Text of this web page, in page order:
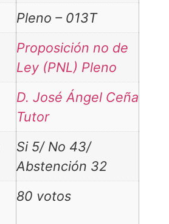
Pleno – 013T
Proposición no de
Ley (PNL) Pleno
D. José Ángel Ceña
Tutor
Si 5/ No 43/
Abstención 32
80 votos